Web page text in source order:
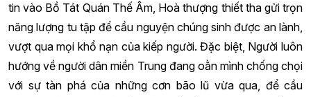
tin vào Bồ Tát Quán Thế Âm, Hoà thượng thiết tha gửi trọn
năng lượng tu tập để cầu nguyện chúng sinh được an lành,
vượt qua mọi khổ nạn của kiếp người. Đặc biệt, Người luôn
hướng về người dân miền Trung đang oằn mình chống chọi
với sự tàn phá của những cơn bão lũ vừa qua, để cầu